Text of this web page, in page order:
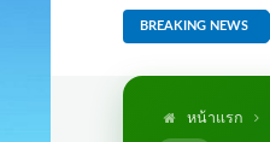
BREAKING NEWS
หน้าแรก